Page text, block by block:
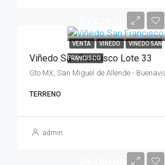
VENTA VIÑEDO VIÑEDO SAN
FRANCISCO
Viñedo San Francisco Lote 33
TERRENO
admin